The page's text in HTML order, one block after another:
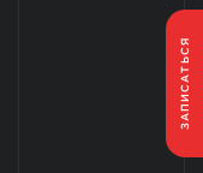
ЗАПИСАТЬСЯ